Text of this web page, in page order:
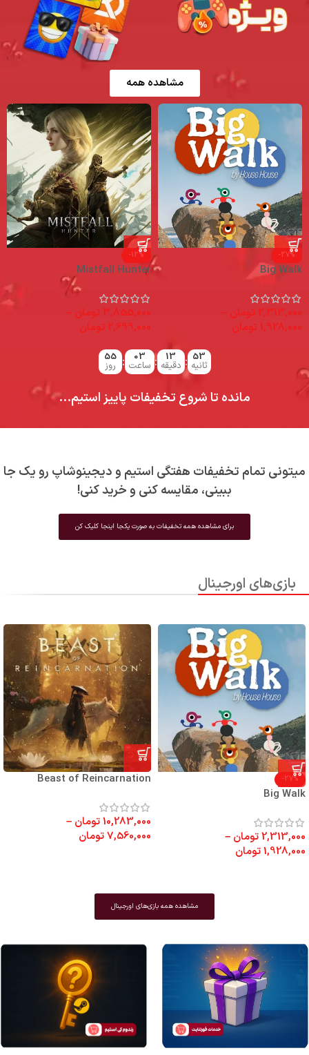
مشاهده همه
-27%
Big Walk
2,313,000 تومان –
1,928,000 تومان
-12%
Mistfall Hunter
3,855,000 تومان –
2,699,000 تومان
55
روز : 03
ساعت : 13
دقیقه : 51
ثانیه
مانده تا شروع تخفیفات پاییز استیم...
میتونی تمام تخفیفات هفتگی استیم و دیجینوشاپ رو یک جا
ببینی، مقایسه کنی و خرید کنی!
برای مشاهده همه تخفیفات به صورت یکجا اینجا کلیک کن
بازی‌های اورجینال
-27%
Big Walk
2,313,000تومان –
1,928,000تومان
Beast of Reincarnation
10,283,000تومان –
7,560,000تومان
مشاهده همه بازی‌های اورجینال